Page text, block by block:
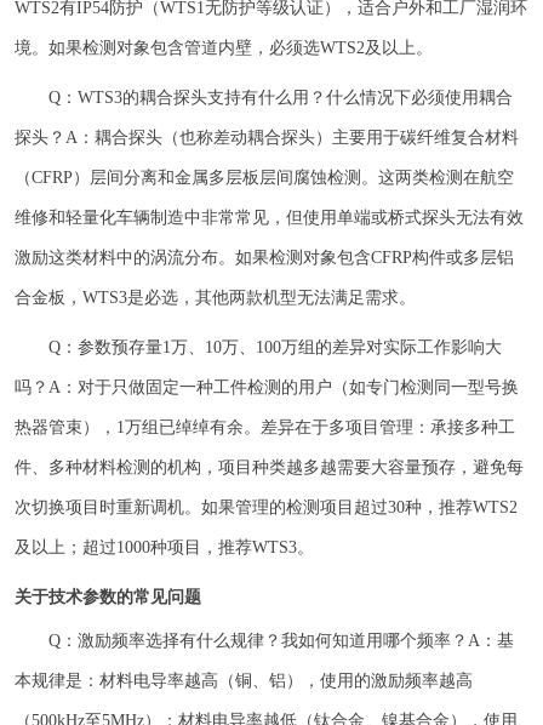
WTS2有IP54防护（WTS1无防护等级认证），适合户外和工厂湿润环
境。如果检测对象包含管道内壁，必须选WTS2及以上。
Q：WTS3的耦合探头支持有什么用？什么情况下必须使用耦合
探头？A：耦合探头（也称差动耦合探头）主要用于碳纤维复合材料
（CFRP）层间分离和金属多层板层间腐蚀检测。这两类检测在航空
维修和轻量化车辆制造中非常常见，但使用单端或桥式探头无法有效
激励这类材料中的涡流分布。如果检测对象包含CFRP构件或多层铝
合金板，WTS3是必选，其他两款机型无法满足需求。
Q：参数预存量1万、10万、100万组的差异对实际工作影响大
吗？A：对于只做固定一种工件检测的用户（如专门检测同一型号换
热器管束），1万组已绰绰有余。差异在于多项目管理：承接多种工
件、多种材料检测的机构，项目种类越多越需要大容量预存，避免每
次切换项目时重新调机。如果管理的检测项目超过30种，推荐WTS2
及以上；超过1000种项目，推荐WTS3。
关于技术参数的常见问题
Q：激励频率选择有什么规律？我如何知道用哪个频率？A：基
本规律是：材料电导率越高（铜、铝），使用的激励频率越高
（500kHz至5MHz）；材料电导率越低（钛合金、镍基合金），使用